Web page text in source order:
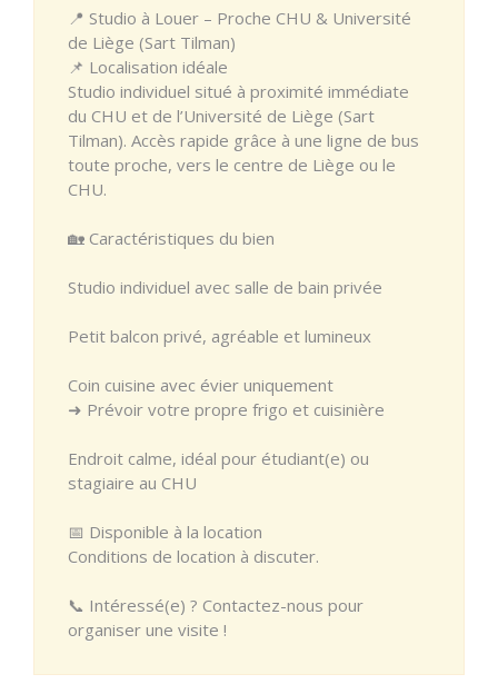
📍 Studio à Louer – Proche CHU & Université
de Liège (Sart Tilman)
📌 Localisation idéale
Studio individuel situé à proximité immédiate
du CHU et de l’Université de Liège (Sart
Tilman). Accès rapide grâce à une ligne de bus
toute proche, vers le centre de Liège ou le
CHU.
🏡 Caractéristiques du bien
Studio individuel avec salle de bain privée
Petit balcon privé, agréable et lumineux
Coin cuisine avec évier uniquement
➜ Prévoir votre propre frigo et cuisinière
Endroit calme, idéal pour étudiant(e) ou
stagiaire au CHU
📅 Disponible à la location
Conditions de location à discuter.
📞 Intéressé(e) ? Contactez-nous pour
organiser une visite !